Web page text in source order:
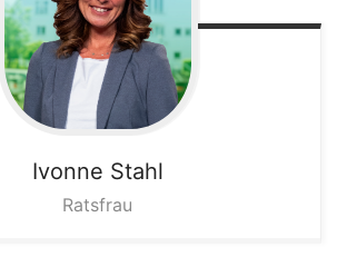
Ivonne Stahl
Ratsfrau